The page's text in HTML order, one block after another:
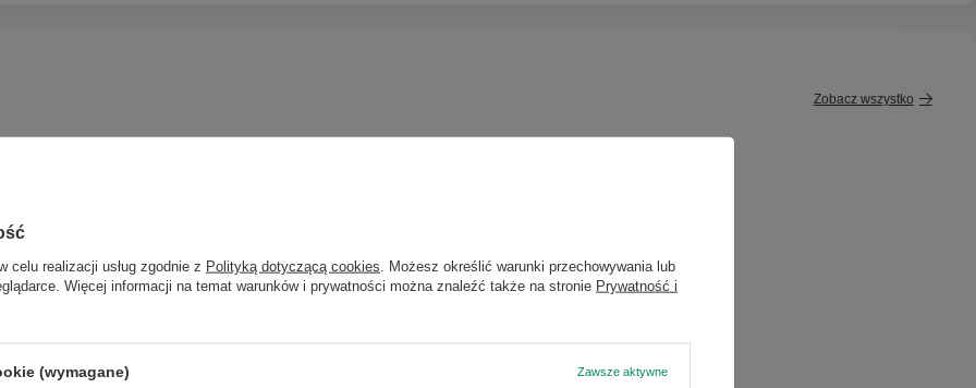
Zobacz wszystko
celu realizacji usług zgodnie z Polityką dotyczącą cookies . Możesz określić warunki przechowywania lub
Więcej informacji na temat warunków i prywatności można znaleźć także na stronie Prywatność i
(wymagane) Zawsze aktywne